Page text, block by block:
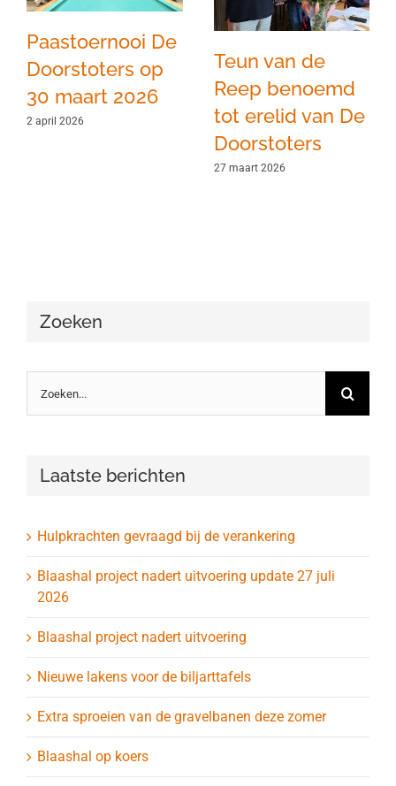
Paastoernooi De
Doorstoters op
30 maart 2026
2 april 2026
Teun van de
Reep benoemd
tot erelid van De
Doorstoters
27 maart 2026
Zoeken
naar:
Laatste berichten
Hulpkrachten gevraagd bij de verankering
Blaashal project nadert uitvoering update 27 juli
2026
Blaashal project nadert uitvoering
Nieuwe lakens voor de biljarttafels
Extra sproeien van de gravelbanen deze zomer
Blaashal op koers